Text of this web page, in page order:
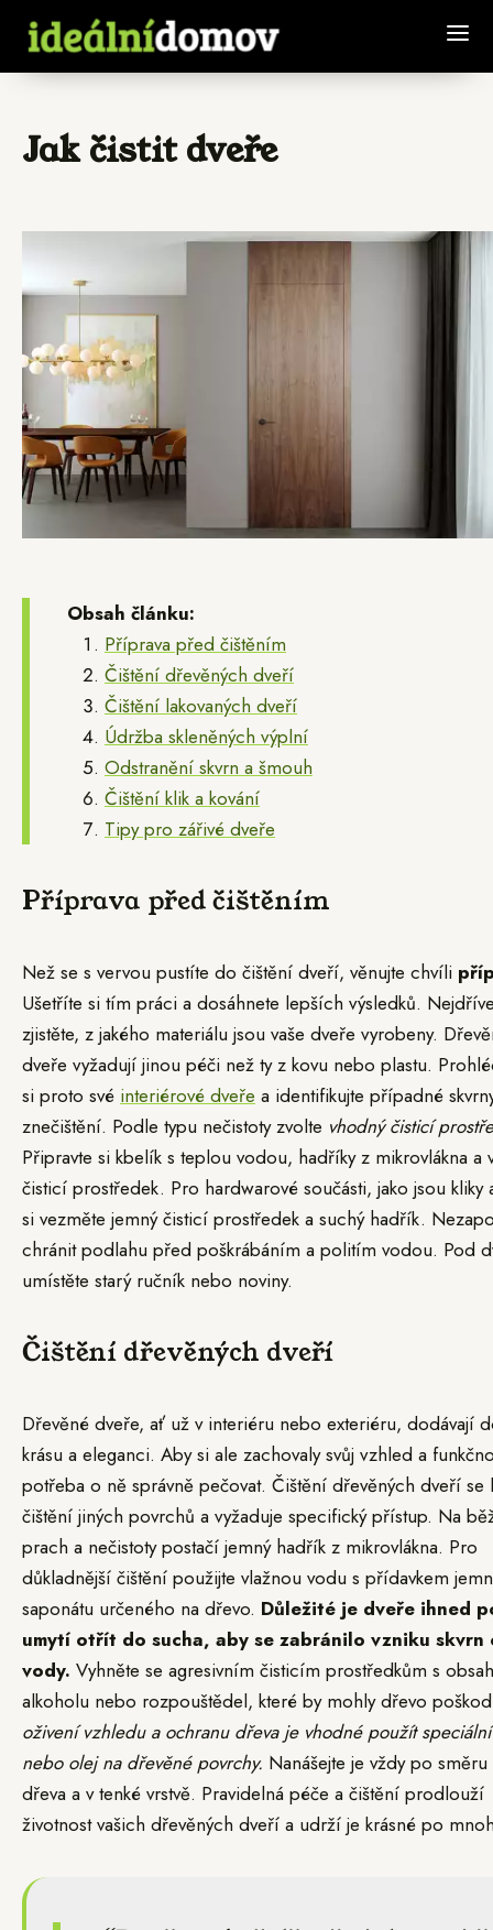
Jak čistit dveře
Obsah článku:
Příprava před čištěním
Čištění dřevěných dveří
Čištění lakovaných dveří
Údržba skleněných výplní
Odstranění skvrn a šmouh
Čištění klik a kování
Tipy pro zářivé dveře
Příprava před čištěním
Než se s vervou pustíte do čištění dveří, věnujte chvíli
Ušetříte si tím práci a dosáhnete lepších výsledků.
zjistěte, z jakého materiálu jsou vaše dveře vyrobeny.
dveře vyžadují jinou péči než ty z kovu nebo plastu.
si proto své interiérové dveře a identifikujte případné
znečištění. Podle typu nečistoty zvolte vhodný čisticí
Připravte si kbelík s teplou vodou, hadříky z mikrovlákna a
čisticí prostředek. Pro hardwarové součásti, jako jsou kliky
si vezměte jemný čisticí prostředek a suchý hadřík.
chránit podlahu před poškrábáním a politím vodou. Pod
umístěte starý ručník nebo noviny.
Čištění dřevěných dveří
Dřevěné dveře, ať už v interiéru nebo exteriéru, dodávají
krásu a eleganci. Aby si ale zachovaly svůj vzhled a
potřeba o ně správně pečovat. Čištění dřevěných dveří se
čištění jiných povrchů a vyžaduje specifický přístup. Na
prach a nečistoty postačí jemný hadřík z mikrovlákna. Pro
důkladnější čištění použijte vlažnou vodu s přídavkem
saponátu určeného na dřevo. Důležité je dveře ihned
umytí otřít do sucha, aby se zabránilo vzniku skvrn
vody. Vyhněte se agresivním čisticím prostředkům s
alkoholu nebo rozpouštědel, které by mohly dřevo
oživení vzhledu a ochranu dřeva je vhodné použít speciální
nebo olej na dřevěné povrchy. Nanášejte je vždy po směru
dřeva a v tenké vrstvě. Pravidelná péče a čištění prodlouží
životnost vašich dřevěných dveří a udrží je krásné po